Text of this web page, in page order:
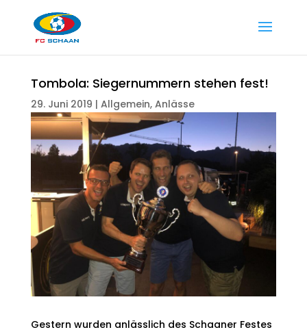
Tombola: Siegernummern stehen fest!
29. Juni 2019 | Allgemein, Anlässe
Gestern wurden anlässlich des Schaaner Festes